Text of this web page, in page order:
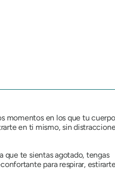
momentos en los que tu
en ti mismo, sin
que te sientas agotado, tengas
para respirar,